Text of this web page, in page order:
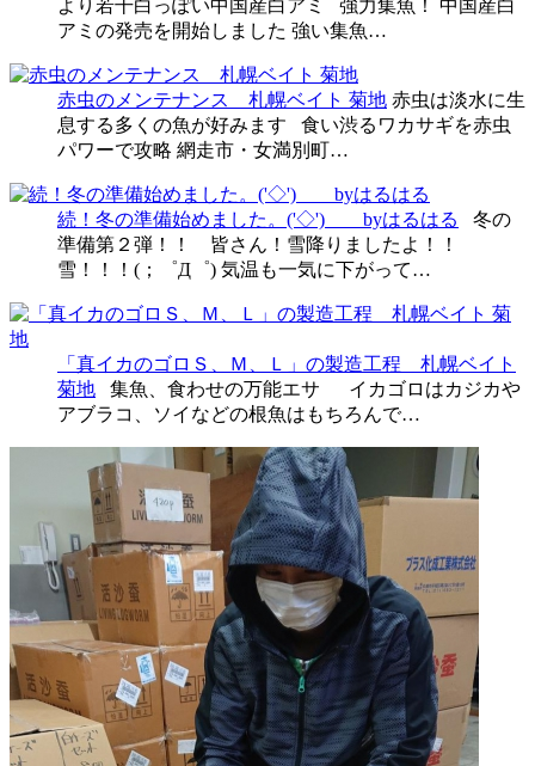
より若干白っぽい中国産白アミ 強力集魚！ 中国産白
アミの発売を開始しました 強い集魚…
赤虫のメンテナンス 札幌ベイト 菊地 赤虫は淡水に生
息する多くの魚が好みます 食い渋るワカサギを赤虫
パワーで攻略 網走市・女満別町…
続！冬の準備始めました。('◇')ゞ byはるはる
冬の
準備第２弾！！ 皆さん！雪降りましたよ！！
雪！！！(；゜Д゜) 気温も一気に下がって…
「真イカのゴロＳ、Ｍ、Ｌ」の製造工程 札幌ベイト
菊地 集魚、食わせの万能エサ イカゴロはカジカや
アブラコ、ソイなどの根魚はもちろんで…